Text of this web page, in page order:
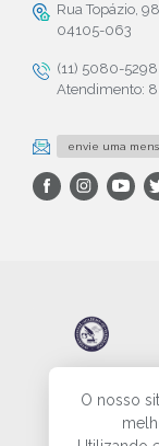
O nosso
Rua Topázio,
04105-063
(11) 5080-5298
Atendimento: 8
envie uma